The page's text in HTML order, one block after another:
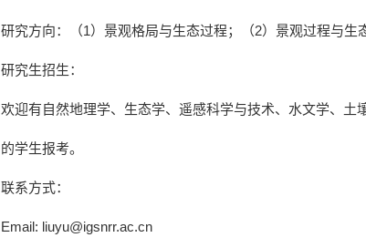
研究方向： （1）景观格局与生态过程；（2）景观过程与生
研究生招生：
欢迎有自然地理学、生态学、遥感科学与技术、水文学、土
的学生报考。
联系方式：
Email: liuyu@igsnrr.ac.cn